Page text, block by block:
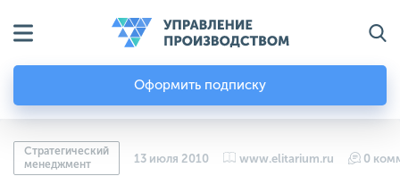
Оформить подписку
Стратегический
менеджмент
13 июля 2010 www.elitarium.ru 0